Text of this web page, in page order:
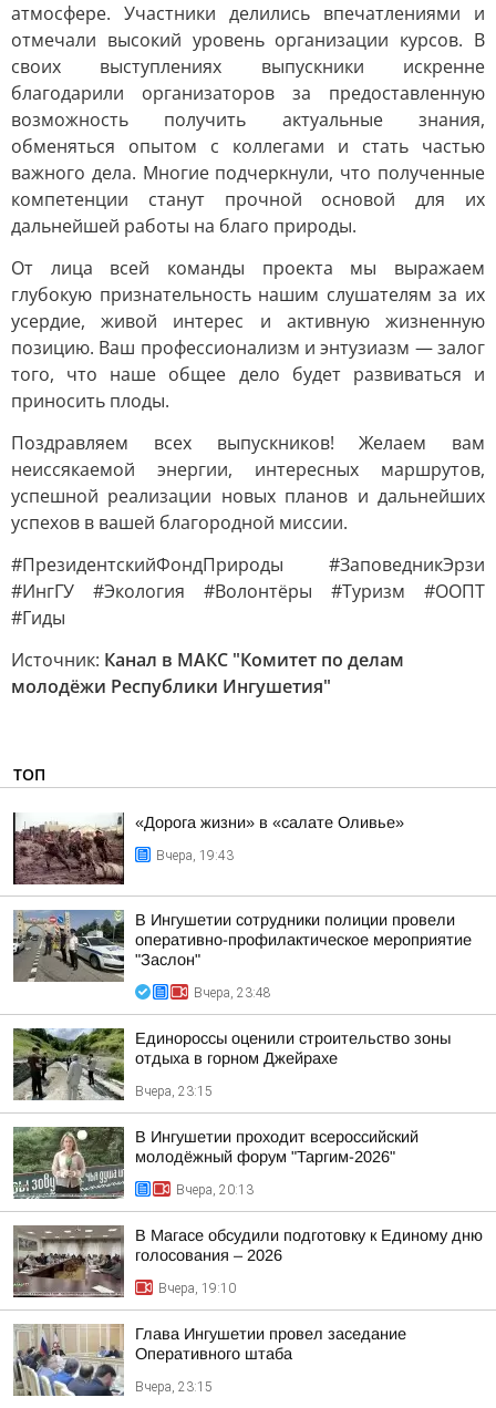
атмосфере. Участники делились впечатлениями и
отмечали высокий уровень организации курсов. В
своих выступлениях выпускники искренне
благодарили организаторов за предоставленную
возможность получить актуальные знания,
обменяться опытом с коллегами и стать частью
важного дела. Многие подчеркнули, что полученные
компетенции станут прочной основой для их
дальнейшей работы на благо природы.
От лица всей команды проекта мы выражаем
глубокую признательность нашим слушателям за их
усердие, живой интерес и активную жизненную
позицию. Ваш профессионализм и энтузиазм — залог
того, что наше общее дело будет развиваться и
приносить плоды.
Поздравляем всех выпускников! Желаем вам
неиссякаемой энергии, интересных маршрутов,
успешной реализации новых планов и дальнейших
успехов в вашей благородной миссии.
#ПрезидентскийФондПрироды #ЗаповедникЭрзи
#ИнгГУ #Экология #Волонтёры #Туризм #ООПТ
#Гиды
Источник: Канал в МАКС "Комитет по делам
молодёжи Республики Ингушетия"
ТОП
«Дорога жизни» в «салате Оливье»
Вчера, 19:43
В Ингушетии сотрудники полиции провели
оперативно-профилактическое мероприятие
"Заслон"
Вчера, 23:48
Единороссы оценили строительство зоны
отдыха в горном Джейрахе
Вчера, 23:15
В Ингушетии проходит всероссийский
молодёжный форум "Таргим-2026"
Вчера, 20:13
В Магасе обсудили подготовку к Единому дню
голосования – 2026
Вчера, 19:10
Глава Ингушетии провел заседание
Оперативного штаба
Вчера, 23:15